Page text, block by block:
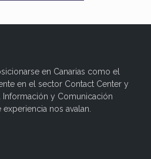
en Canarias como el
en el sector Contact Center y
y Comunicación
nos avalan.